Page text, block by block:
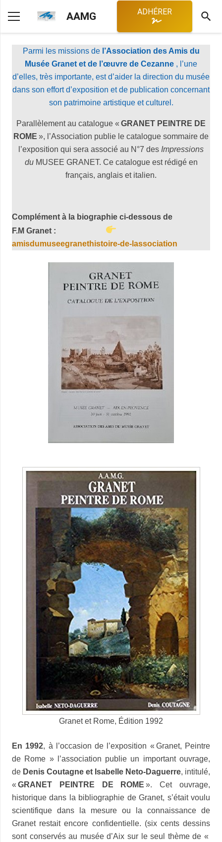
AAMG ADHÉRER search
Parmi les missions de l’Association des Amis du
Musée Granet et de l’œuvre de Cezanne , l’une
d’elles, très importante, est d’aider la direction du musée
dans son effort d’exposition et de publication concernant
son patrimoine artistique et culturel.
Parallèlement au catalogue « GRANET PEINTRE DE
ROME », l’Association publie le catalogue sommaire de
l’exposition qui sera associé au N°7 des Impressions
duMUSEE GRANET. Ce catalogue est rédigé en
français, anglais et italien.
Complément à la biographie ci-dessous de
F.M Granet :
amisdumuseegranethistoire-de-lassociation
Granet et Rome, Édition 1992
En 1992, à l’occasion de l’exposition « Granet, Peintre
de Rome » l’association publie un important ouvrage,
de Denis Coutagne et Isabelle Neto-Daguerre, intitulé,
« GRANET PEINTRE DE ROME». Cet ouvrage,
historique dans la bibliographie de Granet, s’était voulu
scientifique dans la mesure ou la connaissance de
Granet restait encore confidentielle. (six cents dessins
sont conservés au musée d’Aix sur le seul thème de «